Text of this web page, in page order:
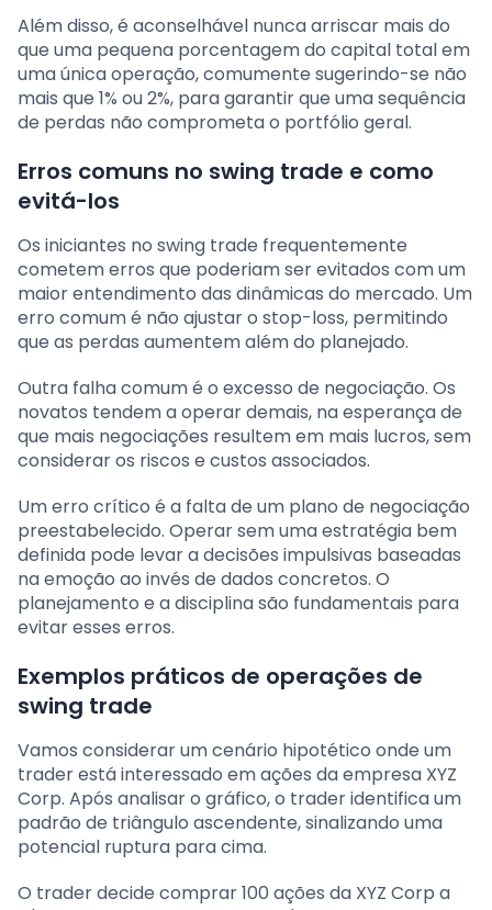
Além disso, é aconselhável nunca arriscar mais do
que uma pequena porcentagem do capital total em
uma única operação, comumente sugerindo-se não
mais que 1% ou 2%, para garantir que uma sequência
de perdas não comprometa o portfólio geral.
Erros comuns no swing trade e como
evitá-los
Os iniciantes no swing trade frequentemente
cometem erros que poderiam ser evitados com um
maior entendimento das dinâmicas do mercado. Um
erro comum é não ajustar o stop-loss, permitindo
que as perdas aumentem além do planejado.
Outra falha comum é o excesso de negociação. Os
novatos tendem a operar demais, na esperança de
que mais negociações resultem em mais lucros, sem
considerar os riscos e custos associados.
Um erro crítico é a falta de um plano de negociação
preestabelecido. Operar sem uma estratégia bem
definida pode levar a decisões impulsivas baseadas
na emoção ao invés de dados concretos. O
planejamento e a disciplina são fundamentais para
evitar esses erros.
Exemplos práticos de operações de
swing trade
Vamos considerar um cenário hipotético onde um
trader está interessado em ações da empresa XYZ
Corp. Após analisar o gráfico, o trader identifica um
padrão de triângulo ascendente, sinalizando uma
potencial ruptura para cima.
O trader decide comprar 100 ações da XYZ Corp a